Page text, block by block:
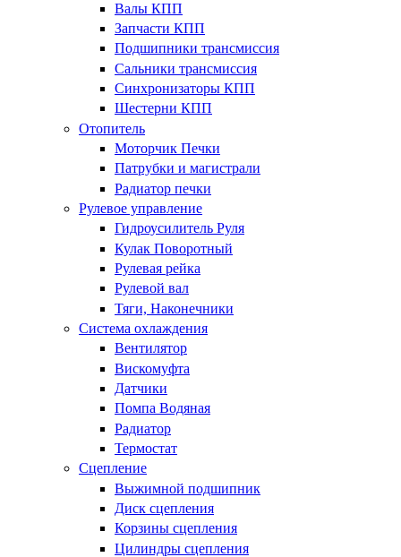
Валы КПП
Запчасти КПП
Подшипники трансмиссия
Сальники трансмиссия
Синхронизаторы КПП
Шестерни КПП
Отопитель
Моторчик Печки
Патрубки и магистрали
Радиатор печки
Рулевое управление
Гидроусилитель Руля
Кулак Поворотный
Рулевая рейка
Рулевой вал
Тяги, Наконечники
Система охлаждения
Вентилятор
Вискомуфта
Датчики
Помпа Водяная
Радиатор
Термостат
Сцепление
Выжимной подшипник
Диск сцепления
Корзины сцепления
Цилиндры сцепления